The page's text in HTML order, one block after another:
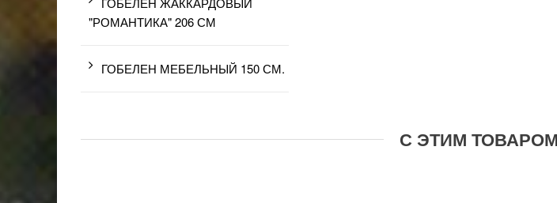
"РОМАНТИКА" 206 СМ
ГОБЕЛЕН МЕБЕЛЬНЫЙ 150 СМ.
С ЭТИМ